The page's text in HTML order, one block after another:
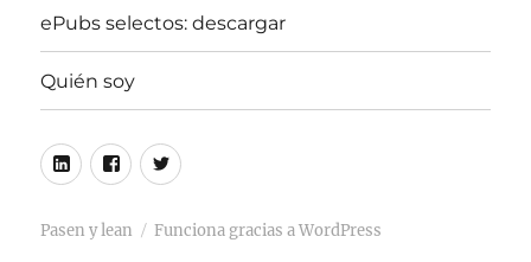
ePubs selectos: descargar
Quién soy
LinkedinFacebookTwitter
Pasen y lean Funciona gracias a WordPress